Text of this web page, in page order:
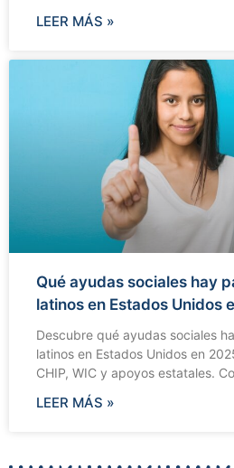
LEER MÁS »
Qué ayudas sociales hay
latinos en Estados Unidos
Descubre qué ayudas sociales
latinos en Estados Unidos en
CHIP, WIC y apoyos estatales.
LEER MÁS »